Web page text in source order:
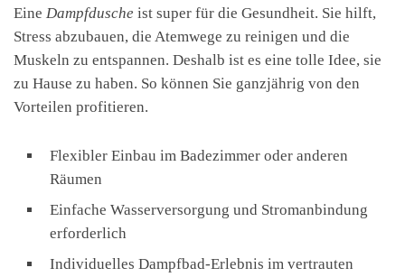
Eine Dampfdusche ist super für die Gesundheit. Sie hilft,
Stress abzubauen, die Atemwege zu reinigen und die
Muskeln zu entspannen. Deshalb ist es eine tolle Idee, sie
zu Hause zu haben. So können Sie ganzjährig von den
Vorteilen profitieren.
Flexibler Einbau im Badezimmer oder anderen
Räumen
Einfache Wasserversorgung und Stromanbindung
erforderlich
Individuelles Dampfbad-Erlebnis im vertrauten